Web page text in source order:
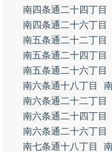
南四条通二十四丁目
南四条通二十六丁目
南五条通二十二丁目
南五条通二十四丁目
南五条通二十六丁目
南六条通十八丁目
南六条通二十二丁目
南六条通二十四丁目
南六条通二十六丁目
南七条通十八丁目